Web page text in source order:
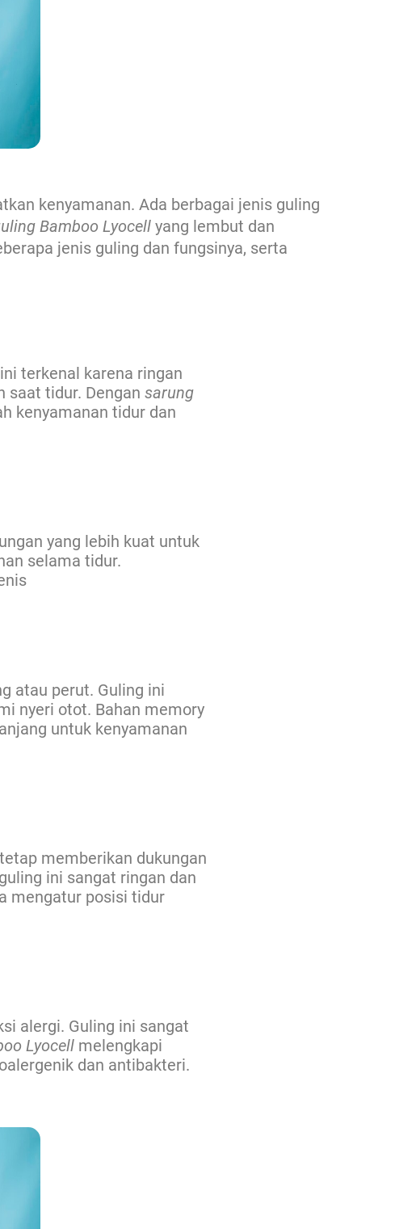
kenyamanan. Ada berbagai jenis guling
Bamboo Lyocell yang lembut dan
jenis guling dan fungsinya, serta
terkenal karena ringan
saat tidur. Dengan sarung
kenyamanan tidur dan
yang lebih kuat untuk
selama tidur.
atau perut. Guling ini
nyeri otot. Bahan memory
untuk kenyamanan
memberikan dukungan
ini sangat ringan dan
mengatur posisi tidur
alergi. Guling ini sangat
Lyocell melengkapi
dan antibakteri.